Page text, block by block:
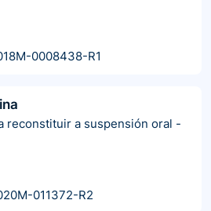
0008438-R1
reconstituir a suspensión oral -
011372-R2